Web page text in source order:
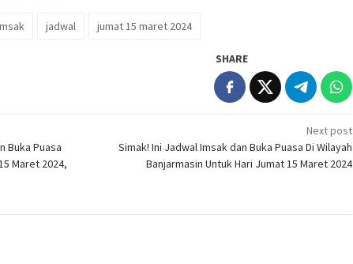
jadwal jumat 15 maret 2024
SHARE
Buka Puasa
Maret 2024,
Next post
Simak! Ini Jadwal Imsak dan Buka Puasa Di Wilayah
Banjarmasin Untuk Hari Jumat 15 Maret 2024